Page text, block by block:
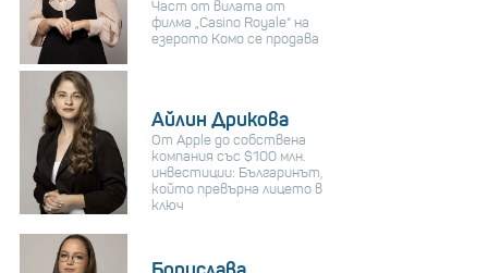
Част от вилата от
филма „Casino Royale“ на
езерото Комо се продава
Айлин Дрикова
От Apple до собствена
компания със $100 млн.
инвестиции: Българинът,
който превърна лицето в
ключ